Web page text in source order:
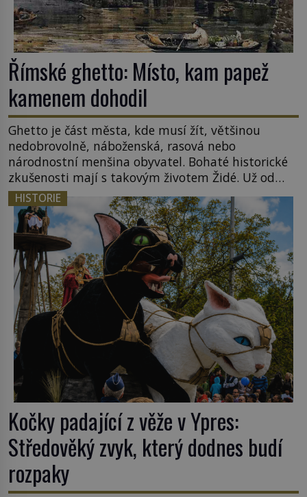
Římské ghetto: Místo, kam papež
kamenem dohodil
Ghetto je část města, kde musí žít, většinou
nedobrovolně, náboženská, rasová nebo
národnostní menšina obyvatel. Bohaté historické
zkušenosti mají s takovým životem Židé. Už od
středověku jsou totiž v každou chvíli nuceni v
nějakém žít. Mezi ty nejslavnější patří i římské
ghetto založené v roce 1555. Pokud jde o vztah
k Židům, nemá se Řím čím chlubit. […]
HISTORIE
Kočky padající z věže v Ypres:
Středověký zvyk, který dodnes budí
rozpaky